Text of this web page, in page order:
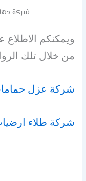
شركة
ويمكنكم
من خلال تلك
شركة عزل
شركة طلاء